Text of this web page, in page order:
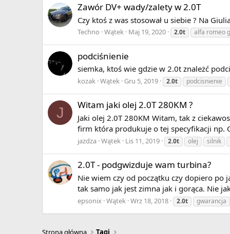
Zawór DV+ wady/zalety w 2.0T
Czy ktoś z was stosował u siebie ? Na
Techno Wątek Maj 19, 2020 2.0t alfa romeo
podciśnienie
siemka, ktoś wie gdzie w 2.0t znależć
kozak Wątek Gru 5, 2019 2.0t podcisnienie
J Witam jaki olej 2.0T 280KM ?
Jaki olej 2.0T 280KM Witam, tak z
firm która produkuje o tej specyfikacji np.
jazdza Wątek Lis 11, 2019 2.0t olej silnik
2.0T - podgwizduje wam turbina?
Nie wiem czy od początku czy dopiero po
tak samo jak jest zimna jak i gorąca. Nie
epsonix Wątek Wrz 18, 2018 2.0t gwarancja
Strona główna Tagi